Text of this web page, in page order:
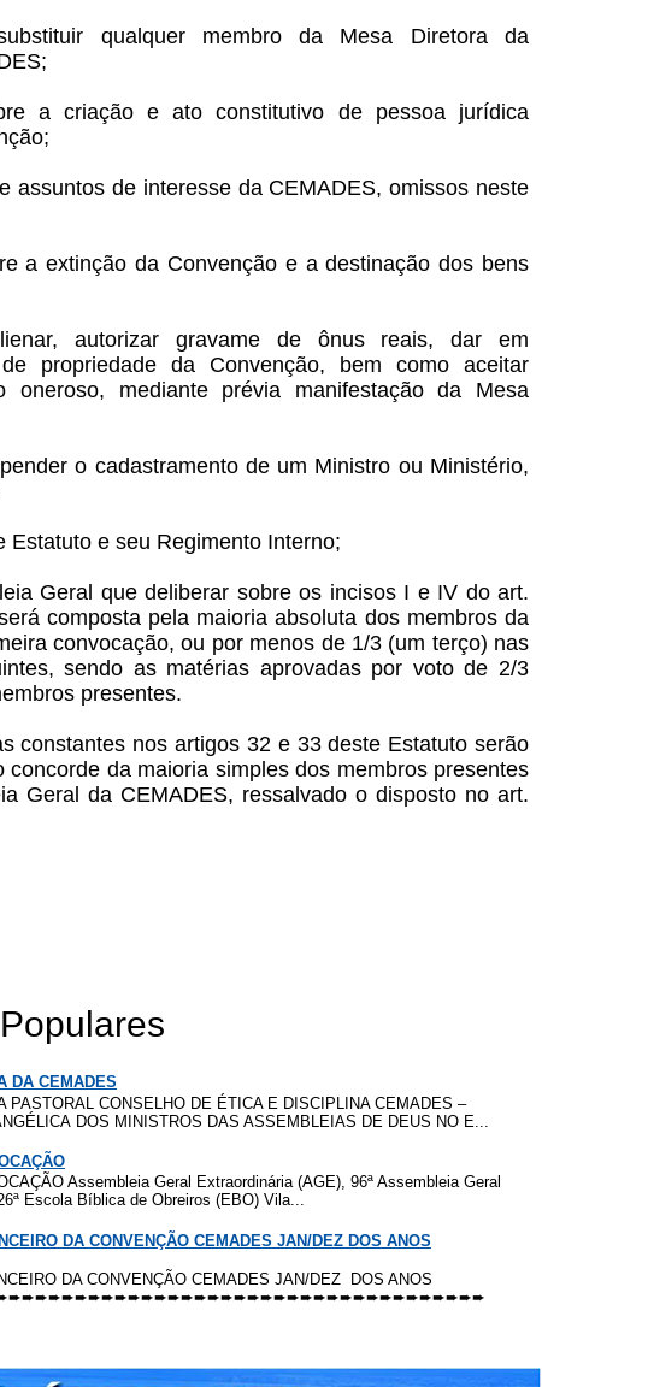
qualquer membro da Mesa Diretora da
a criação e ato constitutivo de pessoa jurídica
assuntos de interesse da CEMADES, omissos neste
a extinção da Convenção e a destinação dos bens
autorizar gravame de ônus reais, dar em
propriedade da Convenção, bem como aceitar
oneroso, mediante prévia manifestação da Mesa
o cadastramento de um Ministro ou Ministério,
Estatuto e seu Regimento Interno;
Geral que deliberar sobre os incisos I e IV do art.
composta pela maioria absoluta dos membros da
convocação, ou por menos de 1/3 (um terço) nas
sendo as matérias aprovadas por voto de 2/3
presentes.
constantes nos artigos 32 e 33 deste Estatuto serão
concorde da maioria simples dos membros presentes
Geral da CEMADES, ressalvado o disposto no art.
DA CEMADES
PASTORAL CONSELHO DE ÉTICA E DISCIPLINA CEMADES –
DOS MINISTROS DAS ASSEMBLEIAS DE DEUS NO E...
Assembleia Geral Extraordinária (AGE), 96ª Assembleia Geral
Escola Bíblica de Obreiros (EBO) Vila...
DA CONVENÇÃO CEMADES JAN/DEZ DOS ANOS
DA CONVENÇÃO CEMADES JAN/DEZ DOS ANOS
➨➨➨➨➨➨➨➨➨➨➨➨➨➨➨➨➨➨➨➨➨➨➨➨➨➨➨➨➨➨➨➨➨➨➨➨➨➨